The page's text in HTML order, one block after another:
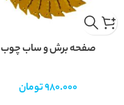
صفحه برش و ساب چوب
980.000تومان